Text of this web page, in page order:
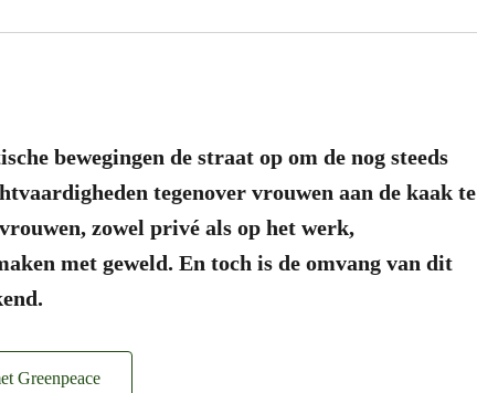
bewegingen de straat op om de nog steeds
tegenover vrouwen aan de kaak te
zowel privé als op het werk,
met geweld. En toch is de omvang van dit
Greenpeace